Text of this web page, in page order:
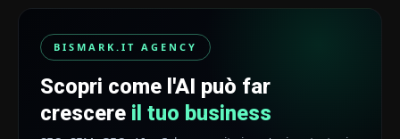
BISMARK.IT AGENCY
Scopri come l'AI può far
crescere il tuo business